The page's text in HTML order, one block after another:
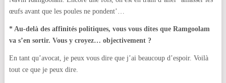
œufs avant que les poules ne pondent’…
* Au-delà des affinités politiques, vous vous dites que Ramgoolam
va s’en sortir. Vous y croyez… objectivement ?
En tant qu’avocat, je peux vous dire que j’ai beaucoup d’espoir. Voilà
tout ce que je peux dire.